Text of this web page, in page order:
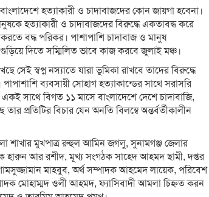
হত্যাকারী ও চাদাবাজদের কোন জায়গা হবেনা।
হত্যাকারী ও চাদাবাজদের বিরুদ্ধে একতাবদ্ধ করে
করতে বদ্ধ পরিকর। পাশাপাশি চাদাবাজ ও মানুষ
গুড়িয়ে দিতে সম্মিলিত ভাবে কাজ করবে জুলাই মঞ্চ।
সেই স্বপ্ন নস্যাতে যারা ভূমিকা রাখবে তাদের বিরুদ্ধে
ব্যবসায়ী সোহাগ হত্যাকান্ডের সাথে সরাসরি
সাথে বিগত ১১ মাসে বাংলাদেশে দেশে চাদাবাজি,
প্রতিটির বিচার যেন অনতি বিলম্বে অন্তর্বর্তীকালীন
শাখার মুখপাত্র রুহুল আমিন জগলু, সুনামগঞ্জ জেলার
হারুন আর রশীদ, মূখ্য সংগঠক সাহেদ আহমদ ছামী, দপ্তর
মাহবুব, অর্থ সম্পাদক আহমেদ লায়েক, পরিবেশ
মোহাম্মদ ওলী আহমদ, ফ্যাসিবাদী আমলা চিহ্নত করন